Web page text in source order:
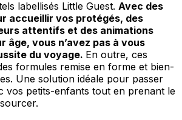
labellisés Little Guest. Avec des
accueillir vos protégés, des
attentifs et des animations
âge, vous n’avez pas à vous
du voyage. En outre, ces
formules remise en forme et bien-
Une solution idéale pour passer
vos petits-enfants tout en prenant le